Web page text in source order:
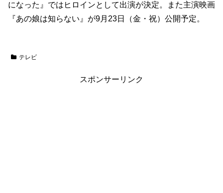
になった』ではヒロインとして出演が決定。また主演映画
『あの娘は知らない』が9月23日（金・祝）公開予定。
テレビ
スポンサーリンク